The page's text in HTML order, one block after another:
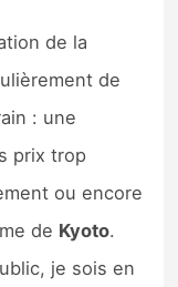
de la
de
: une
prix trop
ou encore
de Kyoto.
je sois en